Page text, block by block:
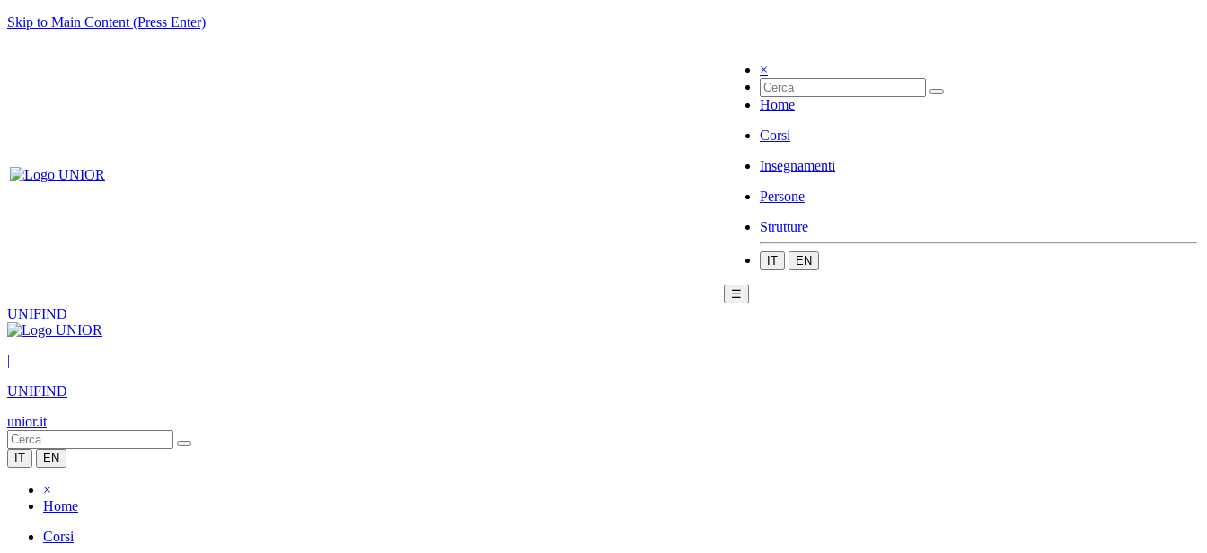
Skip to Main Content (Press Enter)
×
Home
Corsi
Insegnamenti
Persone
Strutture
IT EN
☰
UNIFIND
|
UNIFIND
unior.it
IT EN
×
Home
Corsi